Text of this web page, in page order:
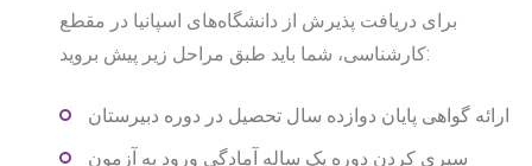
برای دریافت پذیرش از دانشگاه‌های اسپانیا در مقطع
کارشناسی، شما باید طبق مراحل زیر پیش بروید:
ارائه گواهی پایان دوازده سال تحصیل در دوره دبیرستان
سپری کردن دوره یک ساله آمادگی ورود به آزمون